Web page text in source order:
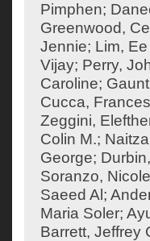
Pimphen;
Greenwood,
Jennie; Lim, Ee
Vijay; Perry,
Caroline;
Cucca,
Zeggini,
Colin M.;
George;
Soranzo, Nicole
Saeed Al ;
Maria Soler;
Barrett, Jeffrey